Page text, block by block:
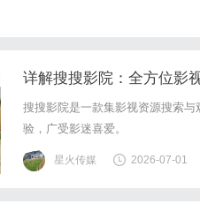
详解搜搜影院：全方位影
搜搜影院是一款集影视资源搜索
验，广受影迷喜爱。
星火传媒 2026-07-01